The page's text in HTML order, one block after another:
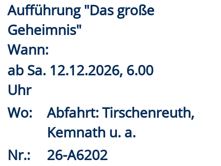
Aufführung "Das große
Geheimnis"
Wann:
ab Sa. 12.12.2026, 6.00
Uhr
Wo:
Abfahrt: Tirschenreuth,
Kemnath u. a.
Nr.:
26-A6202